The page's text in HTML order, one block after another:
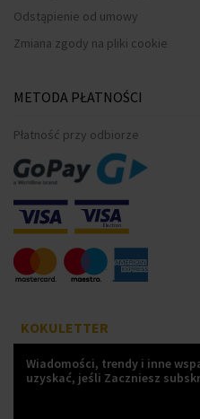
Odstąpienie od umowy
Zmiana zgody na pliki cookie
METODA PŁATNOŚCI
Płatność przy odbiorze
KOKULETTER
Wiadomości, trendy i inne
uzyskać, jeśli Zaczniesz